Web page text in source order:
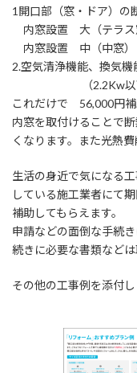
1開口部（窓・ドア）の
内窓設置 大（テラ
内窓設置 中（中
2.空気清浄機能、換気機
（2.2Kw以下
これだけで 56,000円補
内窓を取付けることで
くなります。また光熱費
生活の身近で気になる
している施工業者にて
補助してもらえます。
申請などの面倒な手続
続きに必要な書類など
その他の工事例を添付し